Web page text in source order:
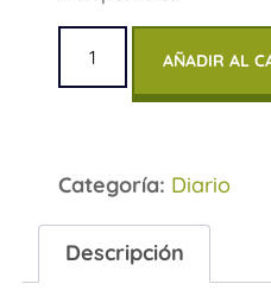
AÑADIR AL
Categoría: Diario
Descripción